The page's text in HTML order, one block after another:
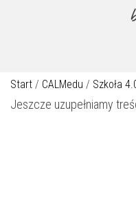
Start / CALMedu / Szkoła
Jeszcze uzupełniamy